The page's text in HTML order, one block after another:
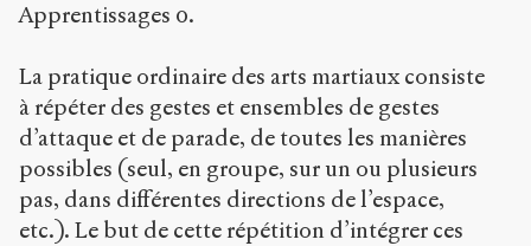
Apprentissages 0.
La pratique ordinaire des arts martiaux consiste
à répéter des gestes et ensembles de gestes
d’attaque et de parade, de toutes les manières
possibles (seul, en groupe, sur un ou plusieurs
pas, dans différentes directions de l’espace,
etc.). Le but de cette répétition d’intégrer ces